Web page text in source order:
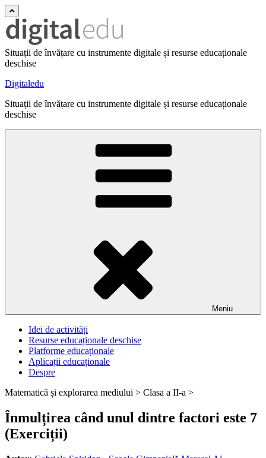
Situații de învățare cu instrumente digitale și resurse educaționale
deschise
Digitaledu
Situații de învățare cu instrumente digitale și resurse educaționale
deschise
Meniu
Idei de activități
Resurse educaționale deschise
Platforme educaționale
Aplicații educaționale
Despre
Matematică și explorarea mediului > Clasa a II-a >
Înmulțirea când unul dintre factori este 7
(Exerciții)